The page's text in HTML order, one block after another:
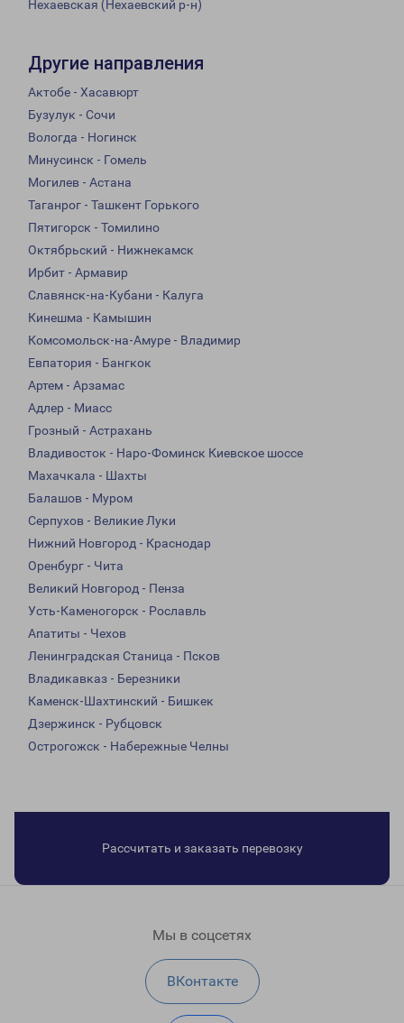
Нехаевская (Нехаевский р-н)
Другие направления
Актобе - Хасавюрт
Бузулук - Сочи
Вологда - Ногинск
Минусинск - Гомель
Могилев - Астана
Таганрог - Ташкент Горького
Пятигорск - Томилино
Октябрьский - Нижнекамск
Ирбит - Армавир
Славянск-на-Кубани - Калуга
Кинешма - Камышин
Комсомольск-на-Амуре - Владимир
Евпатория - Бангкок
Артем - Арзамас
Адлер - Миасс
Грозный - Астрахань
Владивосток - Наро-Фоминск Киевское шоссе
Махачкала - Шахты
Балашов - Муром
Серпухов - Великие Луки
Нижний Новгород - Краснодар
Оренбург - Чита
Великий Новгород - Пенза
Усть-Каменогорск - Рославль
Апатиты - Чехов
Ленинградская Станица - Псков
Владикавказ - Березники
Каменск-Шахтинский - Бишкек
Дзержинск - Рубцовск
Острогожск - Набережные Челны
Рассчитать и заказать перевозку
Мы в соцсетях
ВКонтакте